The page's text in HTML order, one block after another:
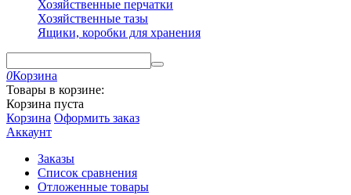
Хозяйственные перчатки
Хозяйственные тазы
Ящики, коробки для хранения
0Корзина
Товары в корзине:
Корзина пуста
Корзина Оформить заказ
Аккаунт
Заказы
Список сравнения
Отложенные товары